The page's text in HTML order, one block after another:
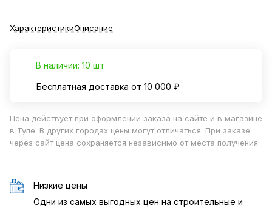
ХарактеристикиОписание
В наличии: 10 шт
Бесплатная доставка от 10 000 ₽
Цена действует при оформлении заказа на сайте и в магазине
в Туле. В других городах цены могут отличаться. При заказе
через сайт цена сохраняется независимо от места получения.
Низкие цены
Одни из самых выгодных цен на строительные и